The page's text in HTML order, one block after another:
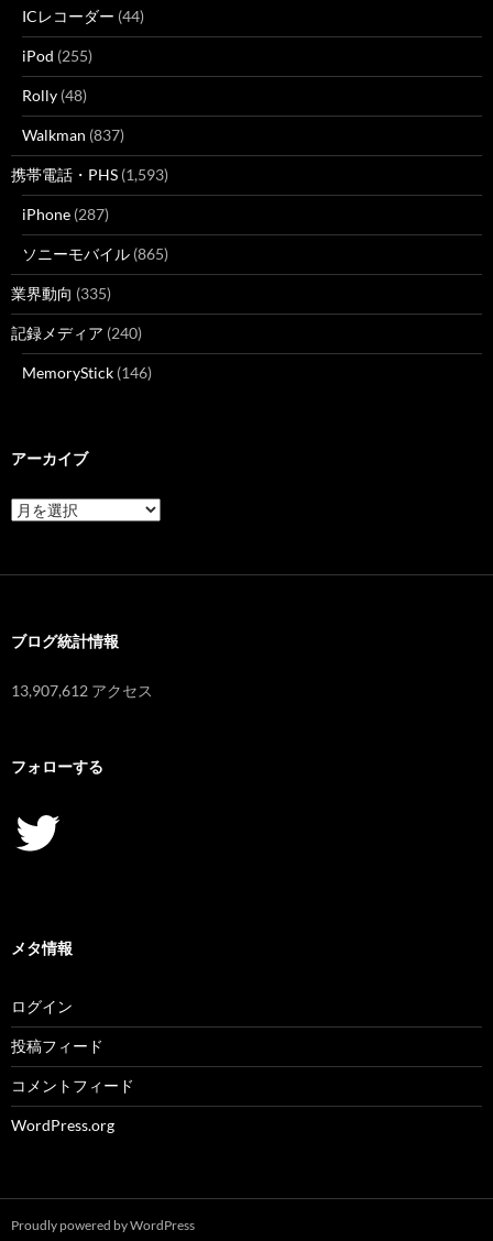
ICレコーダー (44)
iPod (255)
Rolly (48)
Walkman (837)
携帯電話・PHS (1,593)
iPhone (287)
ソニーモバイル (865)
業界動向 (335)
記録メディア (240)
MemoryStick (146)
アーカイブ
ア
ー
ブログ統計情報
13,907,612 アクセス
フォローする
Twitter
メタ情報
ログイン
投稿フィード
コメントフィード
WordPress.org
Proudly powered by WordPress